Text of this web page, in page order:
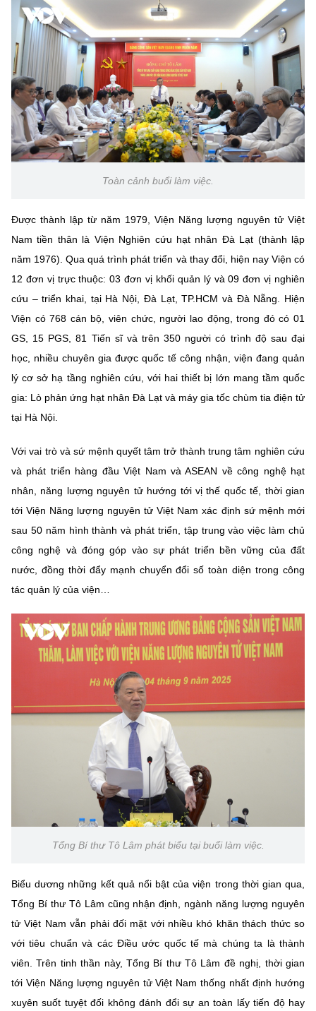
Năng lượng nguyên tử
Nhiệm vụ trọng tâm
Chọn ngôn ngữ
Vietnamese English
BỘ KHOA HỌC VÀ CÔNG NGHỆ
MINISTRY OF SCIENCE AND TECHNOLOGY
Cơ quan chủ quản: Bộ Khoa học và Công nghệ (MST)
Chịu trách nhiệm nội dung: Nguyễn Thị Hải Hằng
Giám đốc Trung tâm Truyền thông Khoa học và Công nghệ.
Liên hệ
Điện thoại: 024 3936 9506
Email:stc@mst.gov.vn
©2026 Bản quyền thuộc Bộ Khoa Học và Công Nghệ
(Ghi rõ nguồn "https://mst.gov.vn" khi phát hành lại thông tin từ
Toàn cảnh buổi làm việc.
Được thành lập từ năm 1979, Viện Năng lượng nguyên tử Việt
Nam tiền thân là Viện Nghiên cứu hạt nhân Đà Lạt (thành lập
năm 1976). Qua quá trình phát triển và thay đổi, hiện nay Viện có
12 đơn vị trực thuộc: 03 đơn vị khối quản lý và 09 đơn vị nghiên
cứu – triển khai, tại Hà Nội, Đà Lạt, TP.HCM và Đà Nẵng. Hiện
Viện có 768 cán bộ, viên chức, người lao động, trong đó có 01
GS, 15 PGS, 81 Tiến sĩ và trên 350 người có trình độ sau đại
học, nhiều chuyên gia được quốc tế công nhận, viện đang quản
lý cơ sở hạ tầng nghiên cứu, với hai thiết bị lớn mang tầm quốc
gia: Lò phản ứng hạt nhân Đà Lạt và máy gia tốc chùm tia điện tử
tại Hà Nội.
Với vai trò và sứ mệnh quyết tâm trở thành trung tâm nghiên cứu
và phát triển hàng đầu Việt Nam và ASEAN về công nghệ hạt
nhân, năng lượng nguyên tử hướng tới vị thế quốc tế, thời gian
tới Viện Năng lượng nguyên tử Việt Nam xác định sứ mệnh mới
sau 50 năm hình thành và phát triển, tập trung vào việc làm chủ
công nghệ và đóng góp vào sự phát triển bền vững của đất
nước, đồng thời đẩy mạnh chuyển đổi số toàn diện trong công
tác quản lý của viện…
Tổng Bí thư Tô Lâm phát biểu tại buổi làm việc.
Biểu dương những kết quả nổi bật của viện trong thời gian qua,
Tổng Bí thư Tô Lâm cũng nhận định, ngành năng lượng nguyên
tử Việt Nam vẫn phải đối mặt với nhiều khó khăn thách thức so
với tiêu chuẩn và các Điều ước quốc tế mà chúng ta là thành
viên. Trên tinh thần này, Tổng Bí thư Tô Lâm đề nghị, thời gian
tới Viện Năng lượng nguyên tử Việt Nam thống nhất định hướng
xuyên suốt tuyệt đối không đánh đổi sự an toàn lấy tiến độ hay